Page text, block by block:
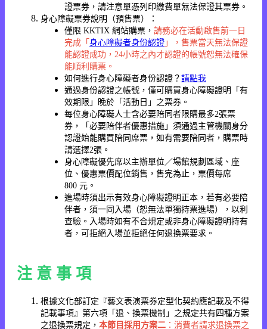
證票券，請注意單憑列印繳費單無法保證其票券。
身心障礙票券說明（預售票）：
僅限 KKTIX 網站購票， 請務必在活動啟售前一日
完成「 身心障礙者身份認證 」，售票當天無法保證
能認證成功，24小時之內才認證的帳號恕無法確保
能順利購票。
如何進行身心障礙者身份認證？ 請點我
通過身份認證之帳號，僅可購買身心障礙證明「有
效期限」晚於「活動日」之票券。
每位身心障礙人士含必要陪同者限購最多2張票
券，「必要陪伴者優惠措施」須通過主管機關身分
認證始能購買陪同席票，如有需要陪同者，購票時
請選擇2張。
身心障礙優先席以主辦單位／場館規劃區域、座
位、優惠票價配位銷售，售完為止，票價每席
800 元。
進場時須出示有效身心障礙證明正本，若有必要陪
伴者，須一同入場（恕無法單獨持票進場），以利
查驗。入場時如有不合規定或非身心障礙證明持有
者，可拒絕入場並拒絕任何退換票要求。
注 意 事 項
根據文化部訂定『藝文表演票券定型化契約應記載及不得
記載事項』第六項「退、換票機制」之規定共有四種方案
之退換票規定， 本節目採用方案二 ：消費者請求退換票之